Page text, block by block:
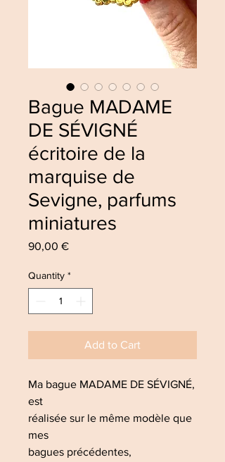
Bague MADAME
DE SÉVIGNÉ
écritoire de la
marquise de
Sevigne, parfums
miniatures
90,00 €Price
Quantity *
Add to Cart
Ma bague MADAME DE SÉVIGNÉ,
est
réalisée sur le même modèle que
mes
bagues précédentes,